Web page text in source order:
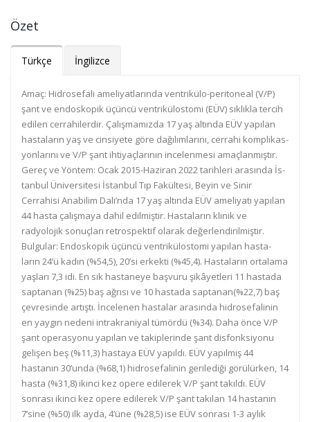
Özet
Türkçe İngilizce
Amaç: Hidrosefali ameliyatlarında ventrikülo-peritoneal (V/P)
şant ve endoskopik üçüncü ventrikülostomi (EÜV) sıklıkla tercih
edilen cerrahilerdir. Çalışmamızda 17 yaş altında EÜV yapılan
hastaların yaş ve cinsiyete göre dağılımlarını, cerrahi komplikas-
yonlarını ve V/P şant ihtiyaçlarının incelenmesi amaçlanmıştır.
Gereç ve Yöntem: Ocak 2015-Haziran 2022 tarihleri arasında İs-
tanbul Üniversitesi İstanbul Tıp Fakültesi, Beyin ve Sinir
Cerrahisi Anabilim Dalı’nda 17 yaş altında EÜV ameliyatı yapılan
44 hasta çalışmaya dahil edilmiştir. Hastaların klinik ve
radyolojik sonuçları retrospektif olarak değerlendirilmiştir.
Bulgular: Endoskopik üçüncü ventrikülostomi yapılan hasta-
ların 24’ü kadın (%54,5), 20’si erkekti (%45,4). Hastaların ortalama
yaşları 7,3 idi. En sık hastaneye başvuru şikâyetleri 11 hastada
saptanan (%25) baş ağrısı ve 10 hastada saptanan(%22,7) baş
çevresinde artıştı. İncelenen hastalar arasında hidrosefalinin
en yaygın nedeni intrakraniyal tümördü (%34). Daha önce V/P
şant operasyonu yapılan ve takiplerinde şant disfonksiyonu
gelişen beş (%11,3) hastaya EÜV yapıldı. EÜV yapılmış 44
hastanın 30’unda (%68,1) hidrosefalinin gerilediği görülürken, 14
hasta (%31,8) ikinci kez opere edilerek V/P şant takıldı. EÜV
sonrası ikinci kez opere edilerek V/P şant takılan 14 hastanın
7’sine (%50) ilk ayda, 4’üne (%28,5) ise EÜV sonrası 1-3 aylık